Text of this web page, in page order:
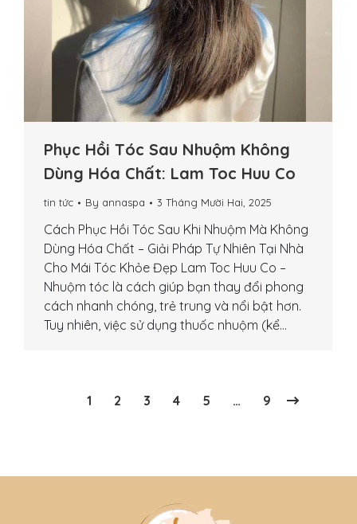
Phục Hồi Tóc Sau Nhuộm Không
Dùng Hóa Chất: Lam Toc Huu Co
tin tức By annaspa 3 Tháng Mười Hai, 2025
Cách Phục Hồi Tóc Sau Khi Nhuộm Mà Không
Dùng Hóa Chất – Giải Pháp Tự Nhiên Tại Nhà
Cho Mái Tóc Khỏe Đẹp Lam Toc Huu Co –
Nhuộm tóc là cách giúp bạn thay đổi phong
cách nhanh chóng, trẻ trung và nổi bật hơn.
Tuy nhiên, việc sử dụng thuốc nhuộm (kể…
1 2 3 4 5 … 9